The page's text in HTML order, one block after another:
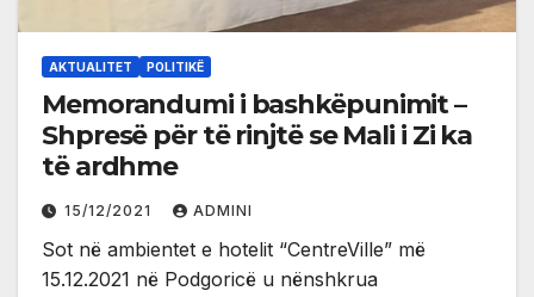
AKTUALITET POLITIKË
Memorandumi i bashkëpunimit –
Shpresë për të rinjtë se Mali i Zi ka
të ardhme
15/12/2021 ADMINI
Sot në ambientet e hotelit “CentreVille” më
15.12.2021 në Podgoricë u nënshkrua